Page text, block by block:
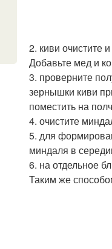
2. киви очистите
Добавьте мед и
3. проверните
зернышки киви
поместить на
4. очистите
5. для
миндаля в
6. на отдельное
Таким же